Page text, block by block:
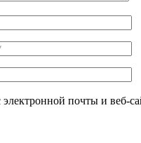
почты и веб-